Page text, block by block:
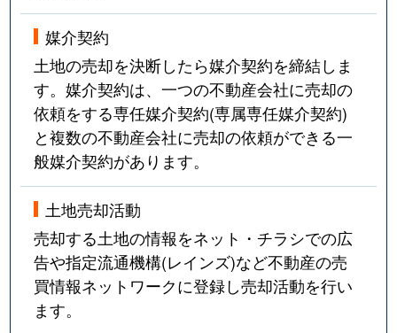
媒介契約
土地の売却を決断したら媒介契約を締結しま
す。媒介契約は、一つの不動産会社に売却の
依頼をする専任媒介契約(専属専任媒介契約)
と複数の不動産会社に売却の依頼ができる一
般媒介契約があります。
土地売却活動
売却する土地の情報をネット・チラシでの広
告や指定流通機構(レインズ)など不動産の売
買情報ネットワークに登録し売却活動を行い
ます。